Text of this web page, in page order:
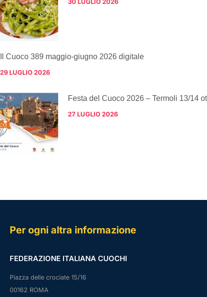
Il Cuoco 389 maggio-giugno 2026 digitale
29 LUGLIO 2026
Festa del Cuoco 2026 – Termoli 13/14
27 LUGLIO 2026
Per ogni altra informazione
FEDERAZIONE ITALIANA CUOCHI
Piazza delle crociate 15/16
00162 ROMA